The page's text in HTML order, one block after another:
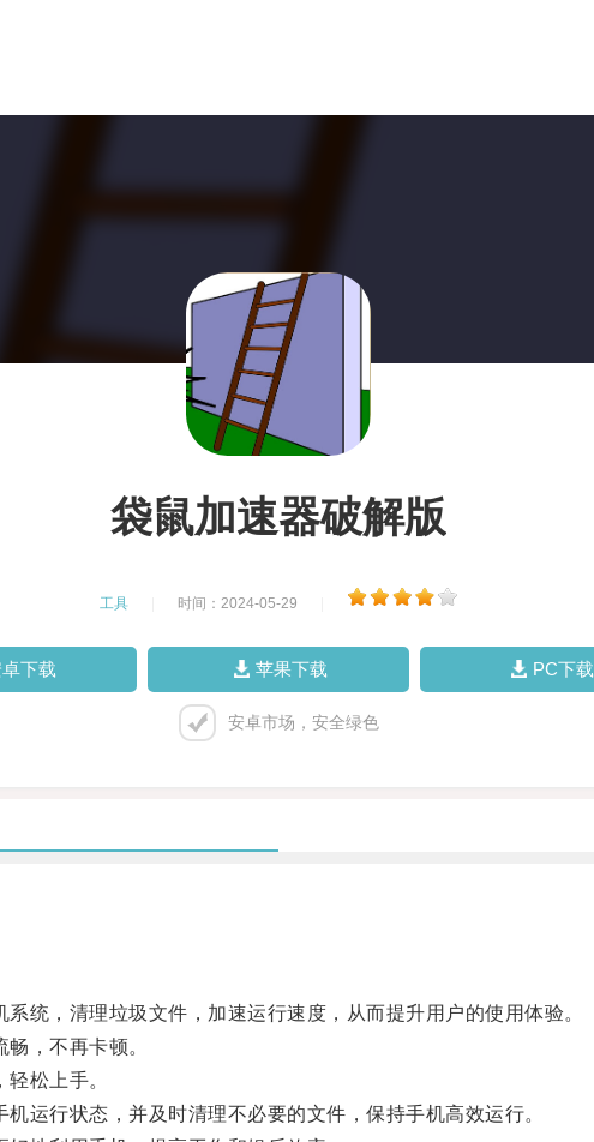
袋鼠加速器破解版
工具 时间：2024-05-29
下载 苹果下载 PC下载
安卓市场，安全绿色
，清理垃圾文件，加速运行速度，从而提升用户的使用体验。
，不再卡顿。
松上手。
行状态，并及时清理不必要的文件，保持手机高效运行。